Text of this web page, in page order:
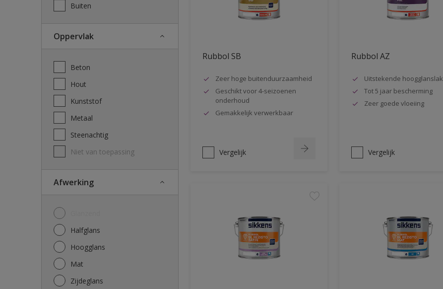
Buiten
Oppervlak
Beton
Hout
Kunststof
Metaal
Steenachtig
Niet van toepassing
Afwerking
Halfglans
Hoogglans
Mat
Zijdeglans
Rubbol SB
Zeer hoge buitenduurzaamheid
Geschikt voor 4-seizoenen
onderhoud
Gemakkelijk verwerkbaar
Vergelijk
Rubbol AZ
Uitstekende hoogglanslak
Tot 5 jaar bescherming
Zeer goede vloeiing
Vergelijk